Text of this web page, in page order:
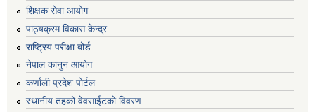
शिक्षक सेवा आयोग
पाठ्यक्रम विकास केन्द्र
राष्ट्रिय परीक्षा बोर्ड
नेपाल कानुन आयोग
कर्णाली प्रदेश पोर्टल
स्थानीय तहको वेवसाईटको विवरण